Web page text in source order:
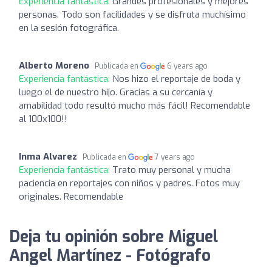
personas. Todo son facilidades y se disfruta muchísimo
en la sesión fotográfica.
Alberto Moreno Publicada en 6 years ago
Experiencia fantástica: Nos hizo el reportaje de boda y
luego el de nuestro hijo. Gracias a su cercanía y
amabilidad todo resultó mucho más fácil! Recomendable
al 100x100!!
Inma Alvarez Publicada en 7 years ago
Experiencia fantástica: Trato muy personal y mucha
paciencia en reportajes con niños y padres. Fotos muy
originales. Recomendable
Deja tu opinión sobre Miguel
Angel Martínez - Fotógrafo